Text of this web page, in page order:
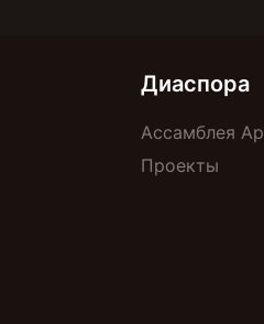
Диаспора
Ассамблея
Проекты